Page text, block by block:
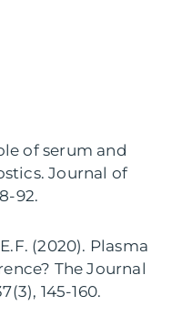
of serum and
Journal of
92.
(2020). Plasma
The Journal
145-160.